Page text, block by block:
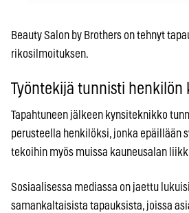
Beauty Salon by Brothers on tehnyt
rikosilmoituksen.
Työntekijä tunnisti henkilön
Tapahtuneen jälkeen kynsiteknikko
perusteella henkilöksi, jonka epäillään
tekoihin myös muissa kauneusalan
Sosiaalisessa mediassa on jaettu
samankaltaisista tapauksista, joissa